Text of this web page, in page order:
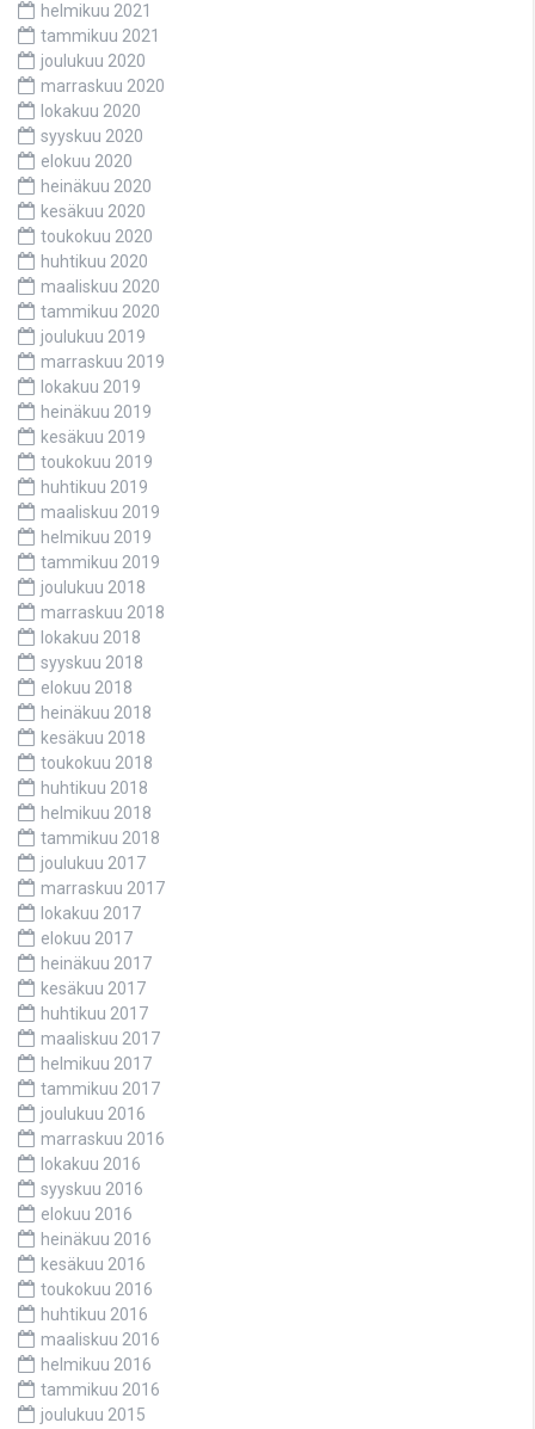
helmikuu 2021
tammikuu 2021
joulukuu 2020
marraskuu 2020
lokakuu 2020
syyskuu 2020
elokuu 2020
heinäkuu 2020
kesäkuu 2020
toukokuu 2020
huhtikuu 2020
maaliskuu 2020
tammikuu 2020
joulukuu 2019
marraskuu 2019
lokakuu 2019
heinäkuu 2019
kesäkuu 2019
toukokuu 2019
huhtikuu 2019
maaliskuu 2019
helmikuu 2019
tammikuu 2019
joulukuu 2018
marraskuu 2018
lokakuu 2018
syyskuu 2018
elokuu 2018
heinäkuu 2018
kesäkuu 2018
toukokuu 2018
huhtikuu 2018
helmikuu 2018
tammikuu 2018
joulukuu 2017
marraskuu 2017
lokakuu 2017
elokuu 2017
heinäkuu 2017
kesäkuu 2017
huhtikuu 2017
maaliskuu 2017
helmikuu 2017
tammikuu 2017
joulukuu 2016
marraskuu 2016
lokakuu 2016
syyskuu 2016
elokuu 2016
heinäkuu 2016
kesäkuu 2016
toukokuu 2016
huhtikuu 2016
maaliskuu 2016
helmikuu 2016
tammikuu 2016
joulukuu 2015